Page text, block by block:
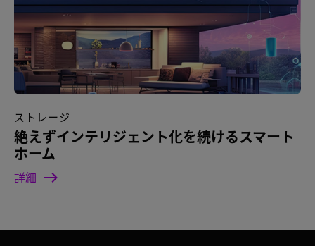
ストレージ
絶えずインテリジェント化を続けるスマート
ホーム
詳細